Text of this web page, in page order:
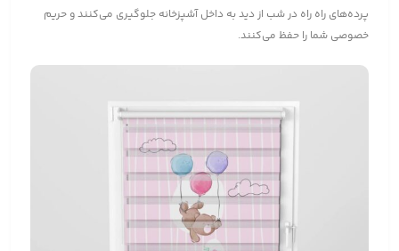
پرده‌های راه راه در شب از دید به داخل آشپزخانه جلوگیری می‌کنند و حریم
خصوصی شما را حفظ می‌کنند.